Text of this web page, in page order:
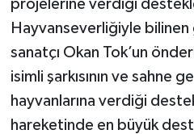
projelerine verdiği
Hayvanseverliğiyle bilinen
sanatçı Okan Tok’un
isimli şarkısının ve sahne
hayvanlarına verdiği
hareketinde en büyük